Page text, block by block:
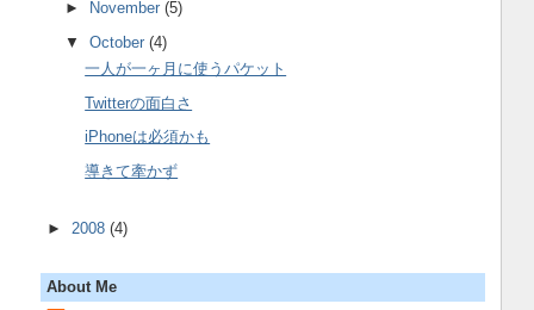
►
November(5)
▼October(4)
一人が一ヶ月に使うパケット
Twitterの面白さ
iPhoneは必須かも
導きて牽かず
► 2008 (4)
About Me